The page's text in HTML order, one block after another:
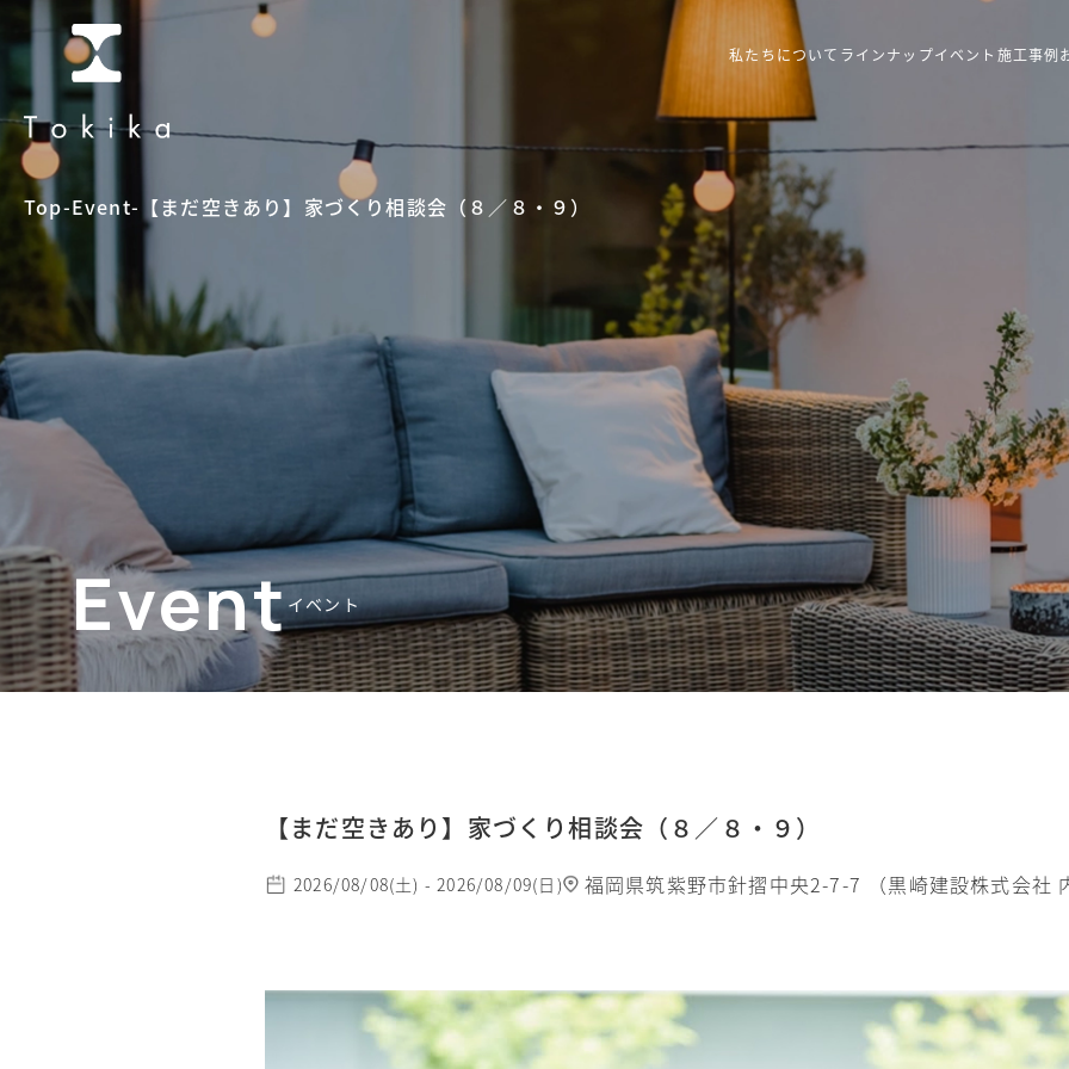
私たちについて ラインナップイベント 施工事例
Top-Event- 【まだ空きあり】家づくり相談会（８／８・９）
Eventイベント
【まだ空きあり】家づくり相談会（８／８・９）
2026/08/08(土) - 2026/08/09(日) 福岡県筑紫野市針摺中央2-7-7 （黒崎建設株式会社